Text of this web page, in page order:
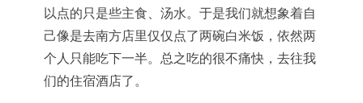
以点的只是些主食、汤水。于是我们就想象着自
己像是去南方店里仅仅点了两碗白米饭，依然两
个人只能吃下一半。总之吃的很不痛快，去往我
们的住宿酒店了。